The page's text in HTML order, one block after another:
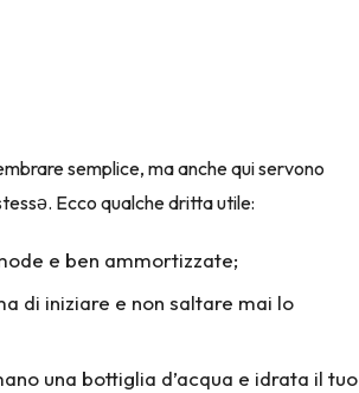
semplice, ma anche qui servono
Ecco qualche dritta utile:
e ben ammortizzate;
di iniziare e non saltare mai lo
una bottiglia d’acqua e idrata il tuo